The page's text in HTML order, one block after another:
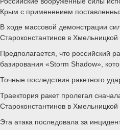
Крым с применением
В ходе массовой демонстрации
Староконстантинов в
Предполагается, что российский
базирования «Storm Shadow»,
Точные последствия ракетного
Траектория ракет пролегал
Староконстантинов в Хмельницкой
Эта атака последовала за